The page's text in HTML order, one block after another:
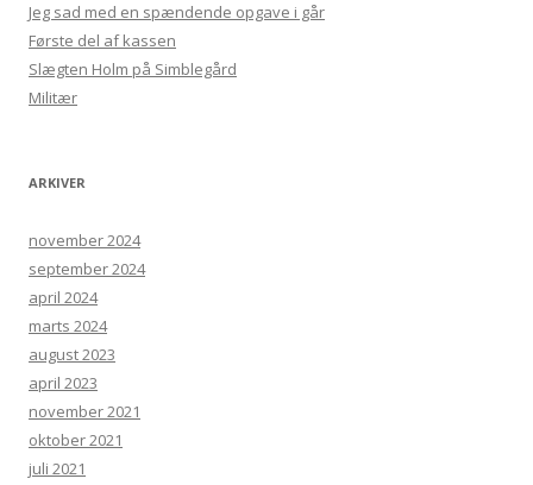
Jeg sad med en spændende opgave i går
Første del af kassen
Slægten Holm på Simblegård
Militær
ARKIVER
november 2024
september 2024
april 2024
marts 2024
august 2023
april 2023
november 2021
oktober 2021
juli 2021